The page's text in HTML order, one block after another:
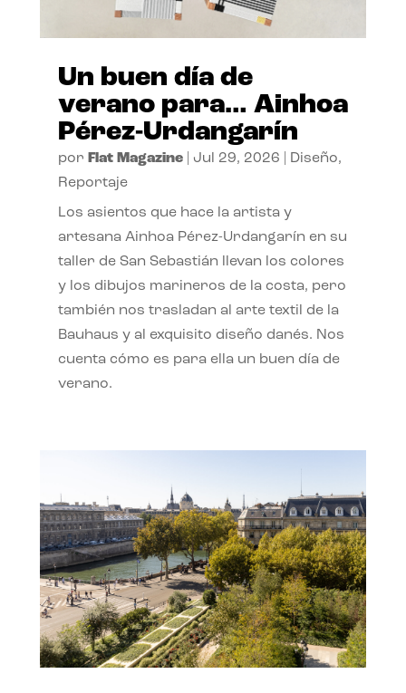
Un buen día de
verano para… Ainhoa
Pérez-Urdangarín
por Flat Magazine| Jul 29, 2026 Diseño,
Reportaje
Los asientos que hace la artista y
artesana Ainhoa Pérez-Urdangarín en su
taller de San Sebastián llevan los colores
y los dibujos marineros de la costa, pero
también nos trasladan al arte textil de la
Bauhaus y al exquisito diseño danés. Nos
cuenta cómo es para ella un buen día de
verano.